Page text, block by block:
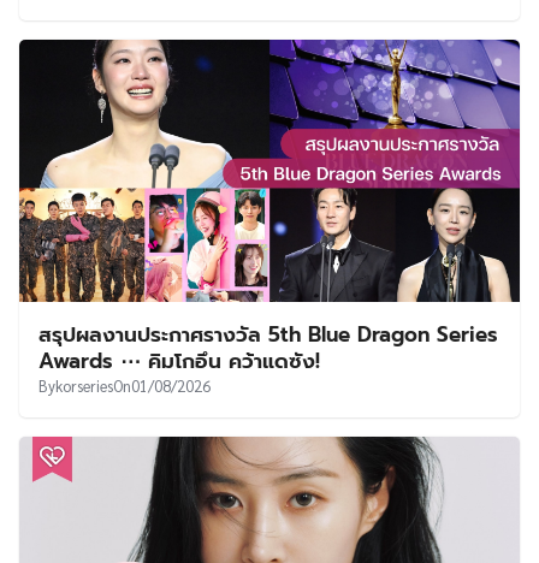
สรุปผลงานประกาศรางวัล 5th Blue Dragon Series
Awards ⋯ คิมโกอึน คว้าแดซัง!
BykorseriesOn01/08/2026